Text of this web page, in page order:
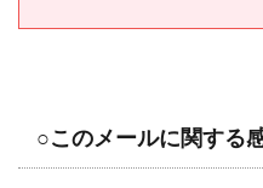
○このメールに関する